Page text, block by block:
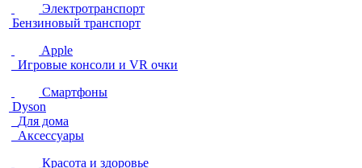
Электротранспорт
Бензиновый транспорт
Apple
Игровые консоли и VR очки
Смартфоны
Dyson
Для дома
Аксессуары
Красота и здоровье